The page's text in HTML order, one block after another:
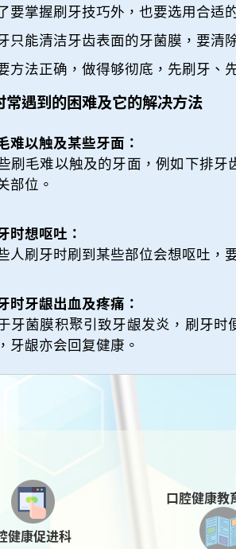
要掌握刷牙技巧外，也要选用合适
只能清洁牙齿表面的牙菌膜，要清
方法正确，做得够彻底，先刷牙、
常遇到的困难及它的解决方法
难以触及某些牙面：
刷毛难以触及的牙面，例如下排
部位。
时想呕吐：
人刷牙时刷到某些部位会想呕吐，
时牙龈出血及疼痛：
牙菌膜积聚引致牙龈发炎，刷牙
牙龈亦会回复健康。
健康促进科
口腔健康教